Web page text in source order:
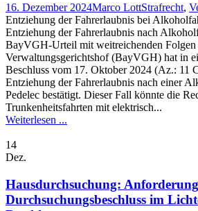
16. Dezember 2024Marco LottStrafrecht,
Entziehung der Fahrerlaubnis bei
Entziehung der Fahrerlaubnis nach
BayVGH-Urteil mit weitreichenden Folgen
Verwaltungsgerichtshof (BayVGH) hat in
Beschluss vom 17. Oktober 2024 (Az.: 11
Entziehung der Fahrerlaubnis nach einer
Pedelec bestätigt. Dieser Fall könnte die
Trunkenheitsfahrten mit elektrisch...
Weiterlesen ...
14
Dez.
Hausdurchsuchung:
Durchsuchungsbeschluss im